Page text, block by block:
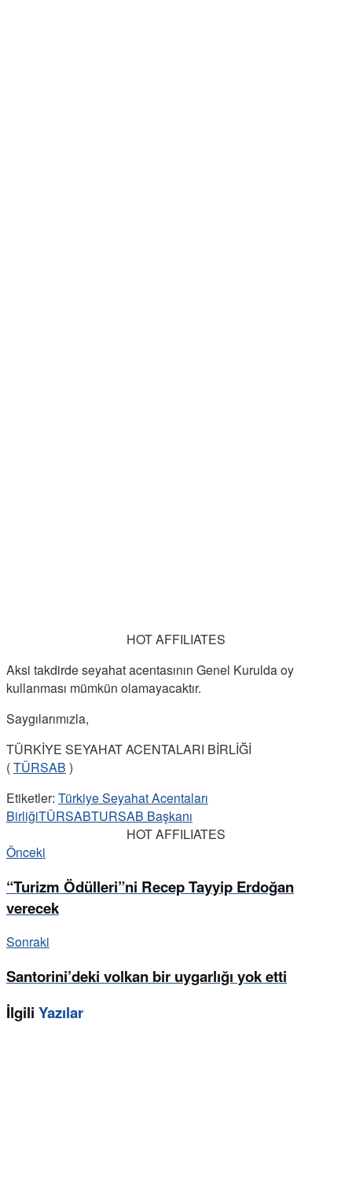
HOT AFFILIATES
Aksi takdirde seyahat acentasının Genel Kurulda oy
kullanması mümkün olamayacaktır.
Saygılarımızla,
TÜRKİYE SEYAHAT ACENTALARI BİRLİĞİ
(TÜRSAB )
Etiketler: Türkiye Seyahat Acentaları
BirliğiTÜRSABTURSAB Başkanı
HOT AFFILIATES
Önceki
“Turizm Ödülleri”ni Recep Tayyip Erdoğan
verecek
Sonraki
Santorini’deki volkan bir uygarlığı yok etti
İlgili Yazılar